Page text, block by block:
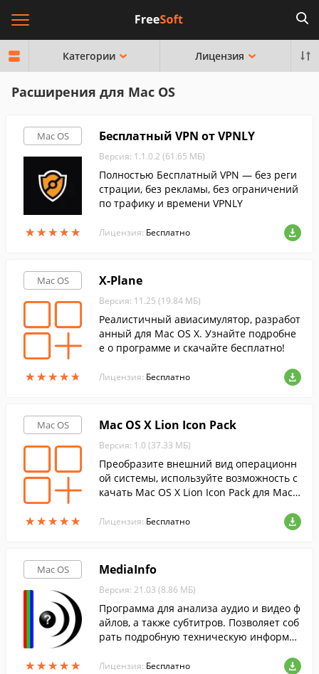
Категории Лицензия
Расширения для Mac OS
Mac OS
★★★★★
★★★★★
Бесплатный VPN от VPNLY
Версия: 1.1.0.2 (61.65 МБ)
Полностью Бесплатный VPN — без реги
страции, без рекламы, без ограничений
по трафику и времени VPNLY
Лицензия: Бесплатно
Mac OS
★★★★★
★★★★★
X-Plane
Версия: 11.25 (19.84 МБ)
Реалистичный авиасимулятор, разработ
анный для Mac OS X. Узнайте подробне
е о программе и скачайте бесплатно!
Лицензия: Бесплатно
Mac OS
★★★★★
★★★★★
Mac OS X Lion Icon Pack
Версия: 1.0 (37.33 МБ)
Преобразите внешний вид операционн
ой системы, используйте возможность с
качать Mac OS X Lion Icon Pack для Mac
для компьютера.
Лицензия: Бесплатно
Mac OS
★★★★★
★★★★★
MediaInfo
Версия: 21.03 (8.86 МБ)
Программа для анализа аудио и видео ф
айлов, а также субтитров. Позволяет соб
рать подробную техническую информац
Лицензия: Бесплатно